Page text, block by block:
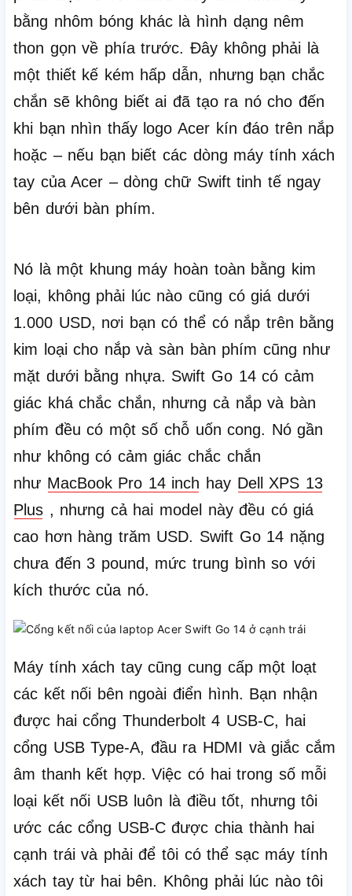
bằng nhôm bóng khác là hình dạng nêm
thon gọn về phía trước. Đây không phải là
một thiết kế kém hấp dẫn, nhưng bạn chắc
chắn sẽ không biết ai đã tạo ra nó cho đến
khi bạn nhìn thấy logo Acer kín đáo trên nắp
hoặc – nếu bạn biết các dòng máy tính xách
tay của Acer – dòng chữ Swift tinh tế ngay
bên dưới bàn phím.
Nó là một khung máy hoàn toàn bằng kim
loại, không phải lúc nào cũng có giá dưới
1.000 USD, nơi bạn có thể có nắp trên bằng
kim loại cho nắp và sàn bàn phím cũng như
mặt dưới bằng nhựa. Swift Go 14 có cảm
giác khá chắc chắn, nhưng cả nắp và bàn
phím đều có một số chỗ uốn cong. Nó gần
như không có cảm giác chắc chắn
như MacBook Pro 14 inch hay Dell XPS 13
Plus , nhưng cả hai model này đều có giá
cao hơn hàng trăm USD. Swift Go 14 nặng
chưa đến 3 pound, mức trung bình so với
kích thước của nó.
Máy tính xách tay cũng cung cấp một loạt
các kết nối bên ngoài điển hình. Bạn nhận
được hai cổng Thunderbolt 4 USB-C, hai
cổng USB Type-A, đầu ra HDMI và giắc cắm
âm thanh kết hợp.Việc có hai trong số mỗi
loại kết nối USB luôn là điều tốt, nhưng tôi
ước các cổng USB-C được chia thành hai
cạnh trái và phải để tôi có thể sạc máy tính
xách tay từ hai bên. Không phải lúc nào tôi